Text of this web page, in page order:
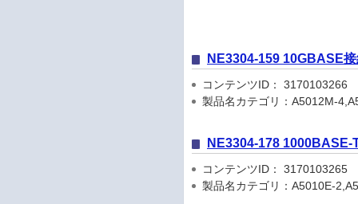
NE3304-159 10GBASE
コンテンツID： 3170103266
製品名カテゴリ：A5012M-
NE3304-178
コンテンツID： 3170103265
製品名カテゴリ：A5010E-